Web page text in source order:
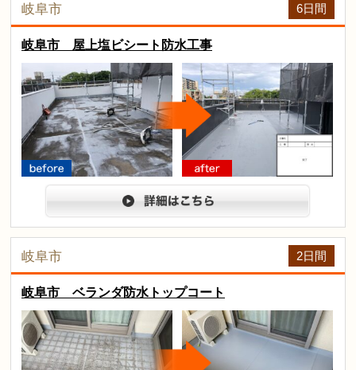
岐阜市
詳細は
岐阜市 屋上塩ビシート防水工事
6日間
before after
arrow
岐阜市
岐阜市 ベランダ防水トップコート
2日間